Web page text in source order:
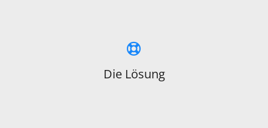
Die Lösung